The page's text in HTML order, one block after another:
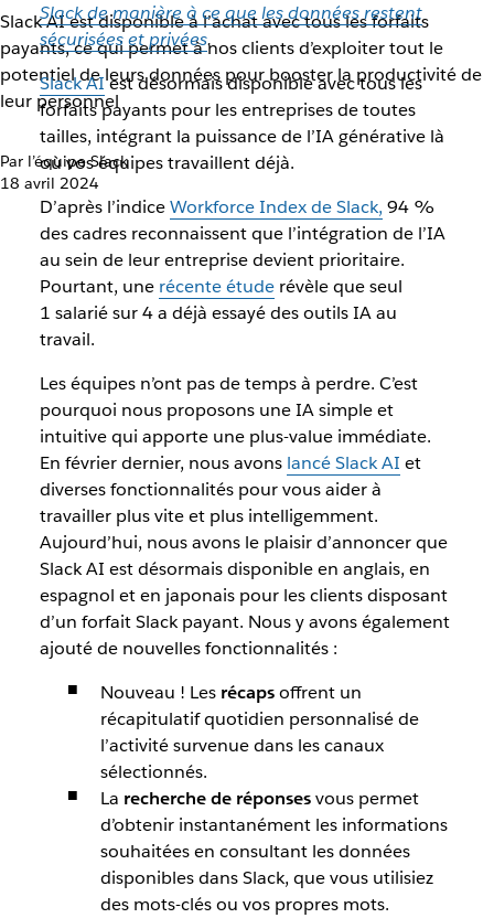
Slack AI est disponible à l’achat avec tous les forfaits
payants, ce qui permet à nos clients d’exploiter tout le
potentiel de leurs données pour booster la productivité de
leur personnel
Par l’équipe Slack
18 avril 2024
Slack de manière à ce que les données restent
sécurisées et privées.
Slack AIest désormais disponible avec tous les
forfaits payants pour les entreprises de toutes
tailles, intégrant la puissance de l’IA générative là
où vos équipes travaillent déjà.
D’après l’indiceWorkforce Index de Slack, 94 %
des cadres reconnaissent que l’intégration de l’IA
au sein de leur entreprise devient prioritaire.
Pourtant, une récente étuderévèle que seul
1 salarié sur 4 a déjà essayé des outils IA au
travail.
Les équipes n’ont pas de temps à perdre. C’est
pourquoi nous proposons une IA simple et
intuitive qui apporte une plus-value immédiate.
En février dernier, nous avons lancé Slack AI et
diverses fonctionnalités pour vous aider à
travailler plus vite et plus intelligemment.
Aujourd’hui, nous avons le plaisir d’annoncer que
Slack AI est désormais disponible en anglais, en
espagnol et en japonais pour les clients disposant
d’un forfait Slack payant. Nous y avons également
ajouté de nouvelles fonctionnalités :
Nouveau ! Les récapsoffrent un
récapitulatif quotidien personnalisé de
l’activité survenue dans les canaux
sélectionnés.
La recherche de réponsesvous permet
d’obtenir instantanément les informations
souhaitées en consultant les données
disponibles dans Slack, que vous utilisiez
des mots-clés ou vos propres mots.